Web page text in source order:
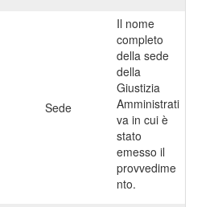
Sede
Il nome
completo
della sede
della
Giustizia
Amministrati
va in cui è
stato
emesso il
provvedime
nto.